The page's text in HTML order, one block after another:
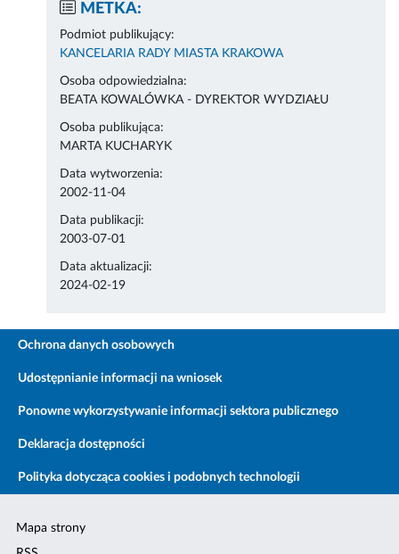
METKA:
Podmiot publikujący:
KANCELARIA RADY MIASTA KRAKOWA
Osoba odpowiedzialna:
BEATA KOWALÓWKA - DYREKTOR WYDZIAŁU
Osoba publikująca:
MARTA KUCHARYK
Data wytworzenia:
2002-11-04
Data publikacji:
2003-07-01
Data aktualizacji:
2024-02-19
Ochrona danych osobowych
Udostępnianie informacji na wniosek
Ponowne wykorzystywanie informacji sektora publicznego
Deklaracja dostępności
Polityka dotycząca cookies i podobnych technologii
Mapa strony